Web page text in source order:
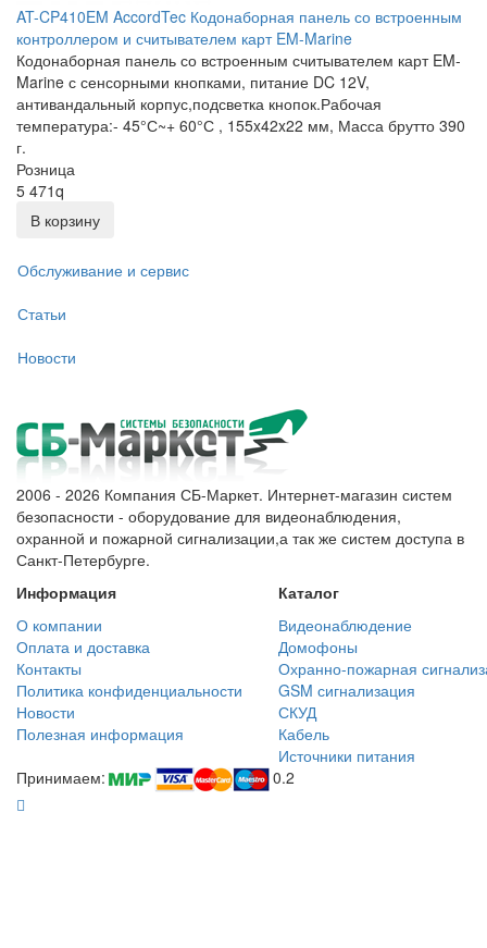
AT-CP410EM AccordTec Кодонаборная панель со встроенным
контроллером и считывателем карт EM-Marine
Кодонаборная панель со встроенным считывателем карт EM-
Marine с сенсорными кнопками, питание DC 12V,
антивандальный корпус,подсветка кнопок.Рабочая
температура:- 45°С~+ 60°С , 155x42x22 мм, Масса брутто 390
г.
Розница
5 471q
В корзину
Обслуживание и сервис
Статьи
Новости
2006 - 2026 Компания СБ-Маркет. Интернет-магазин систем
безопасности - оборудование для видеонаблюдения,
охранной и пожарной сигнализации,а так же систем доступа в
Санкт-Петербурге.
Информация
Каталог
О компании
Видеонаблюдение
Оплата и доставка
Домофоны
Контакты
Охранно-пожарная
Политика конфиденциальности
GSM сигнализация
Новости
СКУД
Полезная информация
Кабель
Источники питания
Принимаем:
0.2